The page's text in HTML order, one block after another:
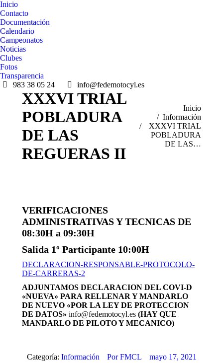
Inicio
Contacto
Documentación
Calendario
Campeonatos
Noticias
Clubes
Fotos
Transparencia
983 38 05 24
info@fedemotocyl.es
XXXVI TRIAL
POBLADURA
DE LAS
REGUERAS II
Inicio
Información
XXXVI TRIAL
POBLADURA
DE LAS…
VERIFICACIONES
ADMINISTRATIVAS Y TECNICAS DE
08:30H a 09:30H
Salida 1º Participante 10:00H
DECLARACION-RESPONSABLE-PROTOCOLO-
DE-CARRERAS-2
ADJUNTAMOS DECLARACION DEL COVI-D
«NUEVA» PARA RELLENAR Y MANDARLO
DE NUEVO «POR LA LEY DE PROTECCION
DE DATOS» info@fedemotocyl.es (HAY QUE
MANDARLO DE PILOTO Y MECANICO)
Categoría: Información PorFMCL mayo 17, 2021